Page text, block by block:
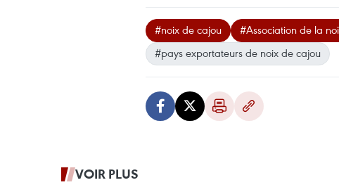
#noix de cajou #Association de la
#pays exportateurs de noix de cajou
VOIR PLUS